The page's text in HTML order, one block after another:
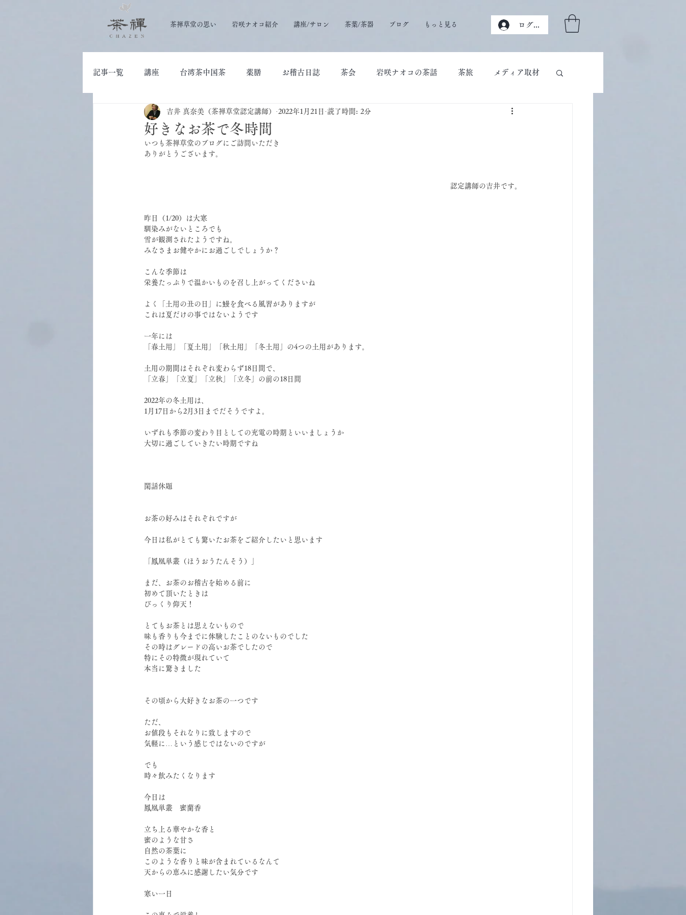
茶禅草堂の思い 岩咲ナオコ紹介 講座/サロン 茶葉/茶器 ブログ もっと見る ログイン
記事一覧 講座 台湾茶中国茶 薬膳 お稽古日誌 茶会 岩咲ナオコの茶話 茶旅 メディア取材
大人の学び 茶道具
好きなお茶で冬時間
吉井 真奈美（茶禅草堂認定講師） 2022年1月21日 読了時間: 2分
いつも茶禅草堂のブログにご訪問いただき
ありがとうございます。
認定講師の吉井です。
昨日（1/20）は大寒
馴染みがないところでも
雪が観測されたようですね。
みなさまお健やかにお過ごしでしょうか？
こんな季節は
栄養たっぷりで温かいものを召し上がってくださいね
よく「土用の丑の日」に鰻を食べる風習がありますが
これは夏だけの事ではないようです
一年には
「春土用」「夏土用」「秋土用」「冬土用」の4つの土用があります。
土用の期間はそれぞれ変わらず18日間で、
「立春」「立夏」「立秋」「立冬」の前の18日間
2022年の冬土用は、
1月17日から2月3日までだそうですよ。
いずれも季節の変わり目としての充電の時期といいましょうか
大切に過ごしていきたい時期ですね
閑話休題
お茶の好みはそれぞれですが
今日は私がとても驚いたお茶をご紹介したいと思います
「鳳凰単叢（ほうおうたんそう）」
まだ、お茶のお稽古を始める前に
初めて頂いたときは
びっくり仰天！
とてもお茶とは思えないもので
味も香りも今までに体験したことのないものでした
その時はグレードの高いお茶でしたので
特にその特徴が現れていて
本当に驚きました
その頃から大好きなお茶の一つです
ただ、
お値段もそれなりに致しますので
気軽に…という感じではないのですが
でも
時々飲みたくなります
今日は
鳳凰単叢　蜜蘭香
立ち上る華やかな香と
蜜のような甘さ
自然の茶葉に
このような香りと味が含まれているなんて
天からの恵みに感謝したい気分です
寒い一日